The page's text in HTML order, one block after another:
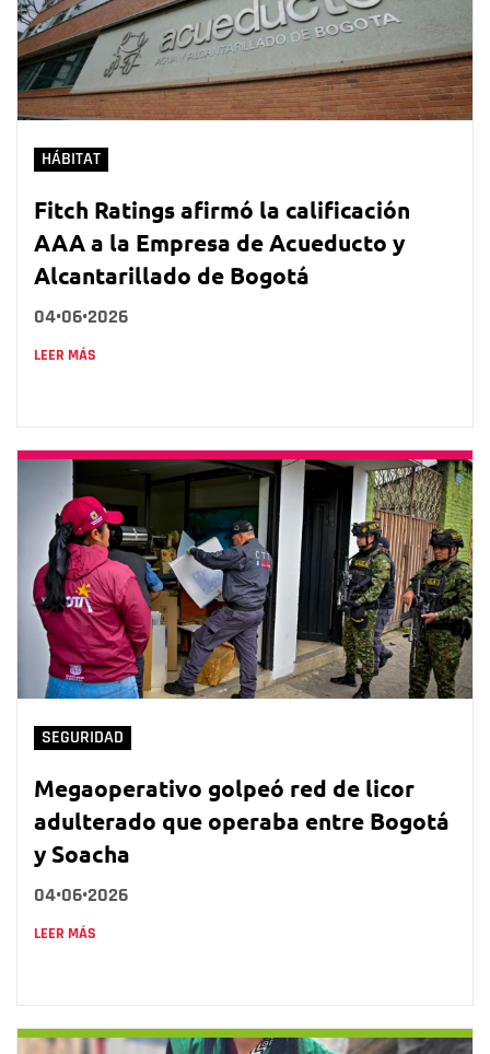
HÁBITAT
Fitch Ratings afirmó la calificación
AAA a la Empresa de Acueducto y
Alcantarillado de Bogotá
04•06•2026
LEER MÁS
SEGURIDAD
Megaoperativo golpeó red de licor
adulterado que operaba entre Bogotá
y Soacha
04•06•2026
LEER MÁS